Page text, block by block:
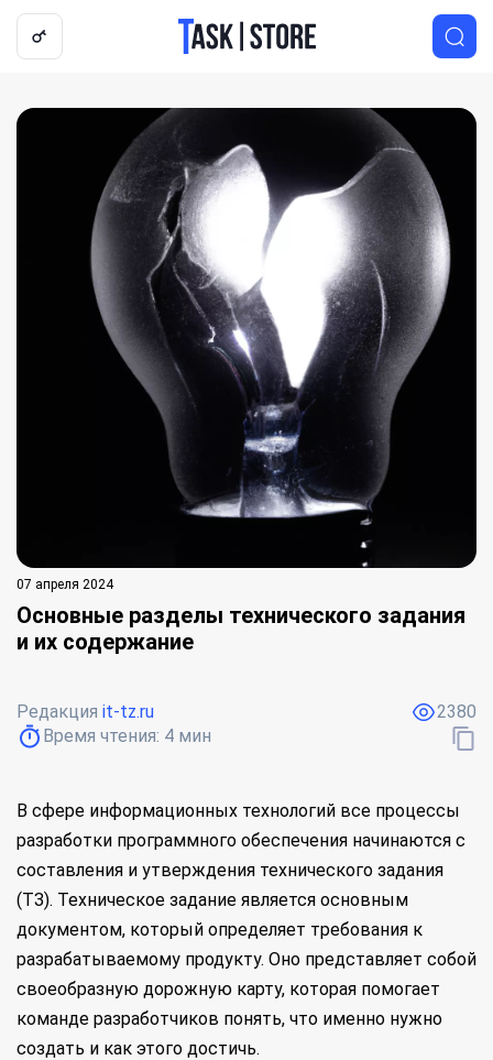
Логотип
07 апреля 2024
Основные разделы технического задания
и их содержание
Редакция it-tz.ru
Время чтения: 4 мин
2380
В сфере информационных технологий все процессы
разработки программного обеспечения начинаются с
составления и утверждения технического задания
(ТЗ). Техническое задание является основным
документом, который определяет требования к
разрабатываемому продукту. Оно представляет собой
своеобразную дорожную карту, которая помогает
команде разработчиков понять, что именно нужно
создать и как этого достичь.